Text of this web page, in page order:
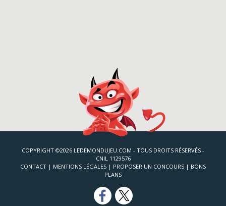
COPYRIGHT ©2026 LEDEMONDUJEU.COM - TOUS DROITS RÉSERVÉS -
CNIL 1129576
CONTACT | MENTIONS LÉGALES | PROPOSER UN CONCOURS | BONS
PLANS